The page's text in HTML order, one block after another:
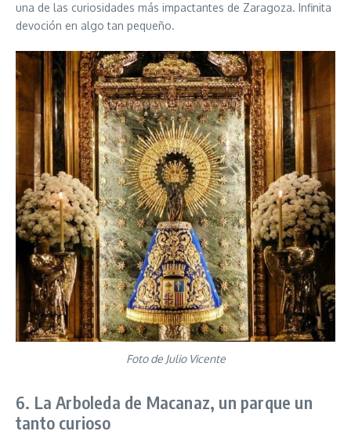
una de las curiosidades más impactantes de Zaragoza. Infinita
devoción en algo tan pequeño.
Foto de Julio Vicente
6. La Arboleda de Macanaz, un parque un
tanto curioso